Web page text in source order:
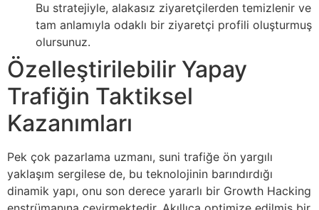
Bu stratejiyle, alakasız ziyaretçilerden temizlenir ve
tam anlamıyla odaklı bir ziyaretçi profili oluşturmuş
olursunuz.
Özelleştirilebilir Yapay
Trafiğin Taktiksel
Kazanımları
Pek çok pazarlama uzmanı, suni trafiğe ön yargılı
yaklaşım sergilese de, bu teknolojinin barındırdığı
dinamik yapı, onu son derece yararlı bir Growth Hacking